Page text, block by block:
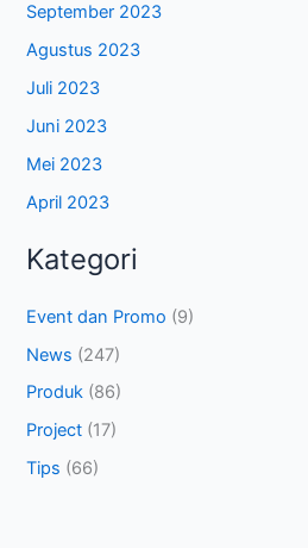
September 2023
Agustus 2023
Juli 2023
Juni 2023
Mei 2023
April 2023
Kategori
Event dan Promo (9)
News (247)
Produk (86)
Project (17)
Tips (66)